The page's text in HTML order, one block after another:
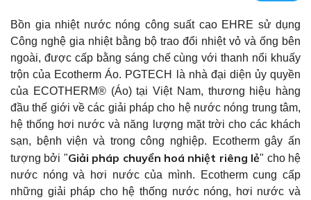
Bồn gia nhiệt nước nóng công suất cao EHRE sử dụng
Công nghệ gia nhiệt bằng bộ trao đổi nhiệt vỏ và ống bên
ngoài, được cấp bằng sáng chế cùng với thanh nổi khuấy
trộn của Ecotherm Áo. PGTECH là nhà đại diện ủy quyền
của ECOTHERM® (Áo) tại Việt Nam, thương hiệu hàng
đầu thế giới về các giải pháp cho hệ nước nóng trung tâm,
hệ thống hơi nước và năng lượng mặt trời cho các khách
sạn, bệnh viện và trong công nghiệp. Ecotherm gây ấn
tượng bởi "Giải pháp chuyển hoá nhiệt riêng lẻ" cho hệ
nước nóng và hơi nước của mình. Ecotherm cung cấp
những giải pháp cho hệ thống nước nóng, hơi nước và